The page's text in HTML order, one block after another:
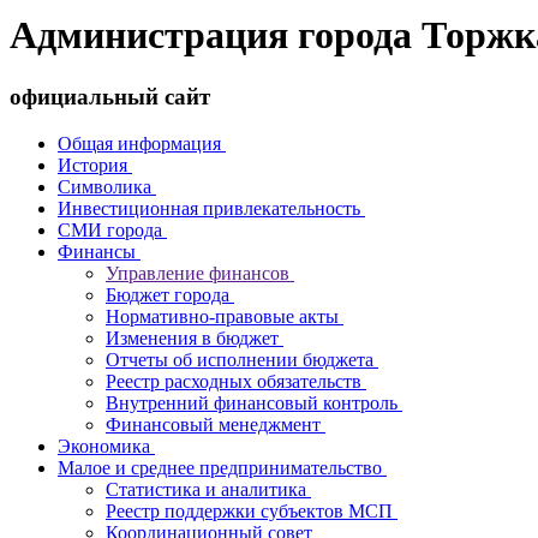
Администрация города
официальный сайт
Общая информация
История
Символика
Инвестиционная привлекательность
СМИ города
Финансы
Управление финансов
Бюджет города
Нормативно-правовые акты
Изменения в бюджет
Отчеты об исполнении бюджета
Реестр расходных обязательств
Внутренний финансовый контроль
Финансовый менеджмент
Экономика
Малое и среднее предпринимательство
Статистика и аналитика
Реестр поддержки субъектов МСП
Координационный совет